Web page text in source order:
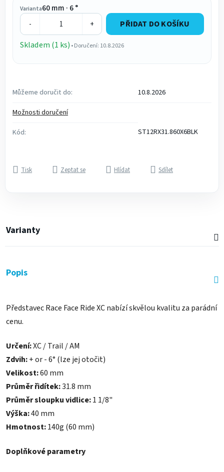
Varianta60 mm · 6 °
- +
PŘIDAT DO KOŠÍKU
Skladem (1 ks) • Doručení: 10.8.2026
Můžeme doručit do:
10.8.2026
Možnosti doručení
Kód:
ST12RX31.860X6BLK
Tisk Zeptat se Hlídat Sdílet
Varianty
Popis
Představec Race Face Ride XC nabízí skvělou kvalitu za parádní
cenu.
Určení:XC / Trail / AM
Zdvih:+ or - 6° (lze jej otočit)
Velikost:60 mm
Průměr řidítek:31.8 mm
Průměr sloupku vidlice:1 1/8"
Výška:40 mm
Hmotnost:140g (60 mm)
Doplňkové parametry